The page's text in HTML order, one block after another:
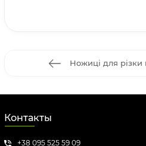
Ножиці для різки
Контакты
+38 095 525 59 09